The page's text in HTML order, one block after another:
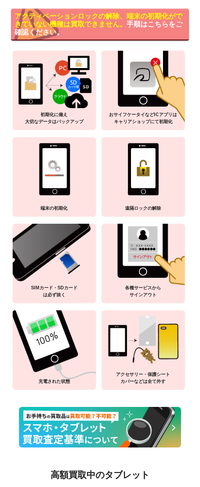
アクティベーションロックの解除、端末の初期化がで
きていない機種は買取できません。 手順はこちらをご
確認ください。
初期化に備え
大切なデータはバックアップ
おサイフケータイなどICアプリは
キャリアショップにて初期化
端末の初期化 遠隔ロックの解除
SIMカード・SDカード
は必ず抜く
各種サービスから
サインアウト
充電された状態
アクセサリー・保護シート
カバーなどは全て外す
高額買取中のタブレット